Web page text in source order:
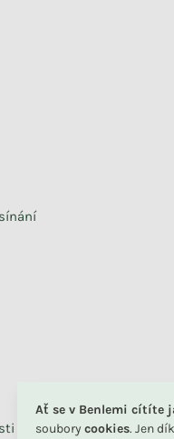
Ať se v Benlemi cítíte
soubory cookies. Jen
na nastavení Vašeho